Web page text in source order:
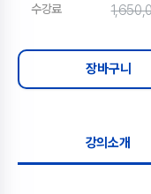
수강료
장바구니
강의소개